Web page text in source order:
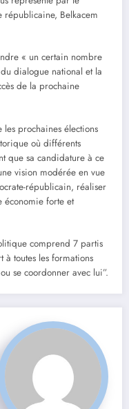
républicaine, Belkacem
« un certain nombre
dialogue national et la
de la prochaine
les prochaines élections
où différents
que sa candidature à ce
vision modérée en vue
républicain, réaliser
économie forte et
comprend 7 partis
à toutes les formations
se coordonner avec lui”.